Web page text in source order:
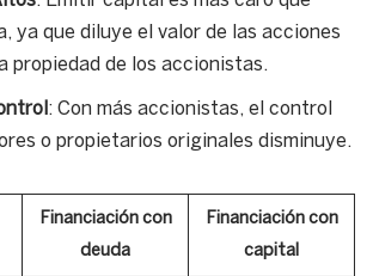
ya que diluye el valor de las acciones
propiedad de los accionistas.
: Con más accionistas, el control
o propietarios originales disminuye.
Financiación con
deuda
Financiación con
capital